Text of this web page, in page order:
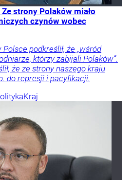
strony Polaków miało
czynów wobec
podkreślił, że „wśród
którzy zabijali Polaków”.
że ze strony naszego kraju
do represji i pacyfikacji.
Kraj